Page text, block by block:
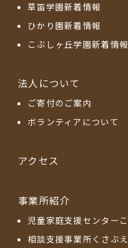
草笛学園新着情報
ひかり園新着情報
こぶしヶ丘学園新着情報
法人について
ご寄付のご案内
ボランティアについて
アクセス
事業所紹介
児童家庭支援センター
相談支援事業所くさぶえ